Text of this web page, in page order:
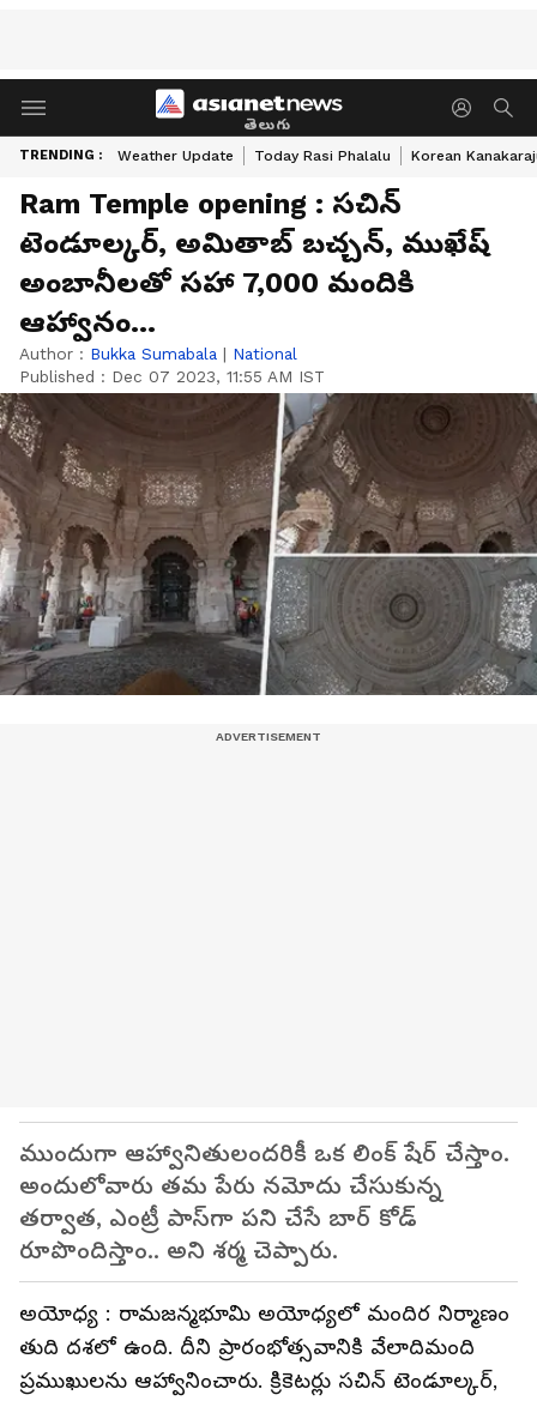
తెలుగు
TRENDING : Weather Update Today Rasi Phalalu Korean
Ram Temple opening : సచిన్
టెండూల్కర్, అమితాబ్ బచ్చన్, ముఖేష్
అంబానీలతో సహా 7,000 మందికి
ఆహ్వానం...
Author : Bukka Sumabala | National
Published : Dec 07 2023, 11:55 AM IST
ముందుగా ఆహ్వానితులందరికీ ఒక లింక్ షేర్ చేస్తాం.
అందులోవారు తమ పేరు నమోదు చేసుకున్న
తర్వాత, ఎంట్రీ పాస్‌గా పని చేసే బార్ కోడ్
రూపొందిస్తాం.. అని శర్మ చెప్పారు.
అయోధ్య : రామజన్మభూమి అయోధ్యలో మందిర నిర్మాణం
తుది దశలో ఉంది. దీని ప్రారంభోత్సవానికి వేలాదిమంది
ప్రముఖులను ఆహ్వానించారు. క్రికెటర్లు సచిన్ టెండూల్కర్,